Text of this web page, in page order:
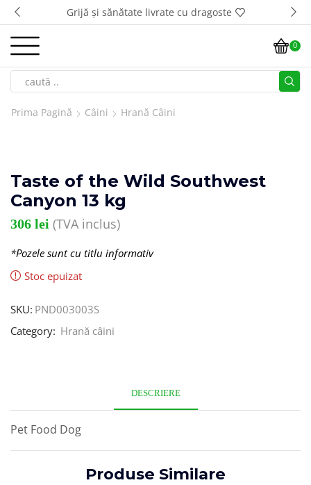
Grijă și sănătate livrate cu dragoste
0
Prima Pagină Câini Hrană Câini
Taste of the Wild Southwest
Canyon 13 kg
306 lei (TVA inclus)
*Pozele sunt cu titlu informativ
Stoc epuizat
SKU: PND003003S
Category: Hrană câini
DESCRIERE
Pet Food Dog
Produse Similare